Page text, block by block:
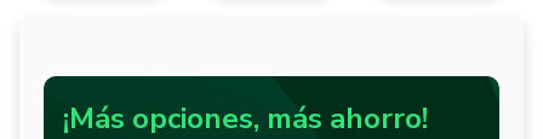
¡Más opciones, más ahorro!